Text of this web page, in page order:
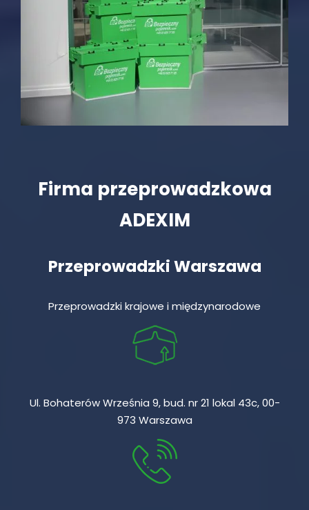
Firma przeprowadzkowa
ADEXIM
Przeprowadzki Warszawa
Przeprowadzki krajowe i międzynarodowe
Ul. Bohaterów Września 9, bud. nr 21 lokal 43c, 00-
973 Warszawa